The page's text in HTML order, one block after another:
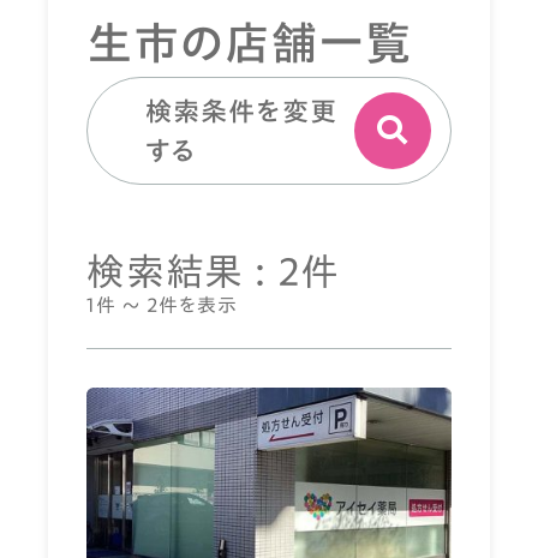
生市の店舗一覧
検索条件を変更
する
検索結果 : 2件
1件 ～ 2件を表示